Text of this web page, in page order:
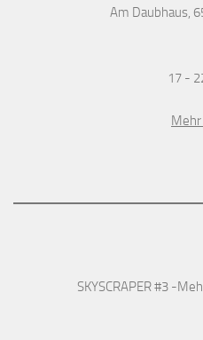
Am Daubhaus,
17 -
SKYSCRAPER #3 -